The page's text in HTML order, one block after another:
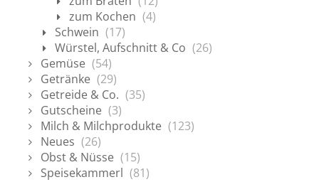
zum Kochen (4)
Schwein (17)
Würstel, Aufschnitt & Co (26)
Gemüse (54)
Getränke (29)
Getreide & Co. (35)
Gutscheine (3)
Milch & Milchprodukte (123)
Neues (26)
Obst & Nüsse (15)
Speisekammerl (81)